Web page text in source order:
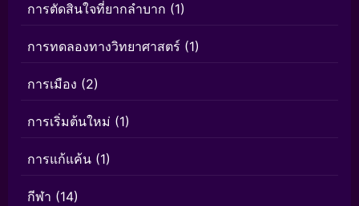
การตัดสินใจที่ยากลำบาก (1)
การทดลองทางวิทยาศาสตร์ (1)
การเมือง (2)
การเริ่มต้นใหม่ (1)
การแก้แค้น (1)
กีฬา (14)